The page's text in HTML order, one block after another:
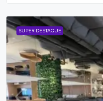
SUPER DESTAQUE